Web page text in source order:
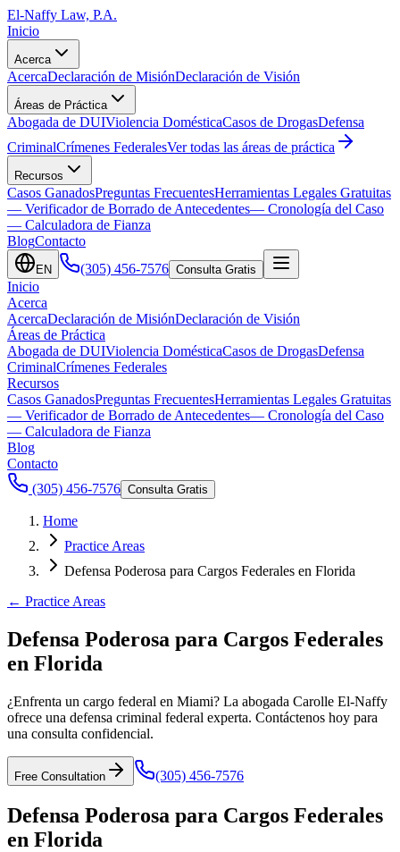
El-Naffy Law, P.A.
Inicio
Acerca
AcercaDeclaración de MisiónDeclaración de Visión
Áreas de Práctica
Abogada de DUIViolencia DomésticaCasos de DrogasDefensa
CriminalCrímenes FederalesVer todas las áreas de práctica
Recursos
Casos GanadosPreguntas FrecuentesHerramientas Legales Gratuitas
— Verificador de Borrado de Antecedentes— Cronología del Caso
— Calculadora de Fianza
BlogContacto
EN (305) 456-7576 Consulta Gratis
Inicio
Acerca
AcercaDeclaración de MisiónDeclaración de Visión
Áreas de Práctica
Abogada de DUIViolencia DomésticaCasos de DrogasDefensa
CriminalCrímenes Federales
Recursos
Casos GanadosPreguntas FrecuentesHerramientas Legales Gratuitas
— Verificador de Borrado de Antecedentes— Cronología del Caso
— Calculadora de Fianza
Blog
Contacto
(305) 456-7576 Consulta Gratis
Home
Practice Areas
Defensa Poderosa para Cargos Federales en Florida
← Practice Areas
Defensa Poderosa para Cargos Federales
en Florida
¿Enfrenta un cargo federal en Miami? La abogada Carolle El-Naffy
ofrece una defensa criminal federal experta. Contáctenos hoy para
una consulta confidencial.
Free Consultation (305) 456-7576
Defensa Poderosa para Cargos Federales
en Florida